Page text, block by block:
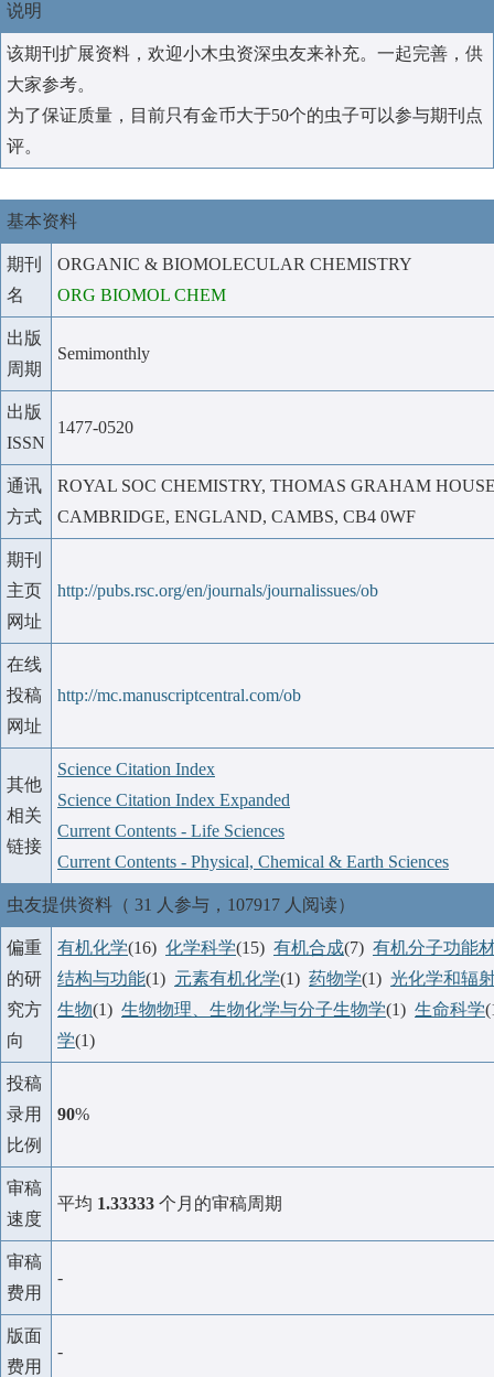
说明
该期刊扩展资料，欢迎小木虫资深虫友来补充。一起完善，供
大家参考。
为了保证质量，目前只有金币大于50个的虫子可以参与期刊点
评。
基本资料
期刊
名
ORGANIC & BIOMOLECULAR CHEMISTRY
ORG BIOMOL CHEM
出版
周期
Semimonthly
出版
ISSN
1477-0520
通讯
方式
ROYAL SOC CHEMISTRY, THOMAS GRAHAM
CAMBRIDGE, ENGLAND, CAMBS, CB4 0WF
期刊
主页
网址
http://pubs.rsc.org/en/journals/journalissues/ob
在线
投稿
网址
http://mc.manuscriptcentral.com/ob
其他
相关
链接
Science Citation Index
Science Citation Index Expanded
Current Contents - Life Sciences
Current Contents - Physical, Chemical & Earth Sciences
虫友提供资料（ 31 人参与，107917 人阅读）
偏重
的研
究方
向
有机化学(16) 化学科学(15) 有机合成(7) 有机分子功能
结构与功能(1) 元素有机化学(1) 药物学(1) 光化学和辐
生物(1) 生物物理、生物化学与分子生物学(1) 生命科学
学(1)
投稿
录用
比例
90%
审稿
速度
平均 1.33333 个月的审稿周期
审稿
费用
-
版面
费用
-